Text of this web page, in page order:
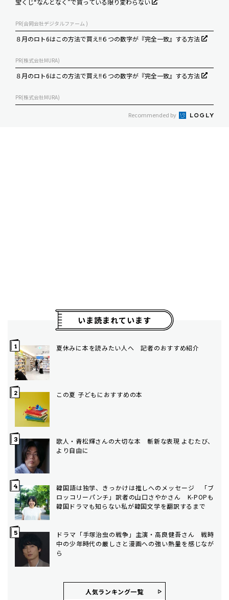
宝くじ“なんとなく”で買っている限り変わらない
PR(合同会社デジタルファーム )
８月のロト6はこの方法で買え!!６つの数字が『完全一致』する方法
PR(株式会社MURA)
８月のロト6はこの方法で買え!!６つの数字が『完全一致』する方法
PR(株式会社MURA)
Recommended by
いま読まれています
夏休みに本を読みたい人へ 記者のおすすめ紹介
この夏 子どもにおすすめの本
歌人・青松輝さんの大切な本 斬新な表現 よむたび、
より自由に
韓国語は独学、きっかけは推しへのメッセージ 「ブ
ロッコリーパンチ」訳者の山口さやかさん K-POPも
韓国ドラマも知らない私が韓国文学を翻訳するまで
ドラマ「手塚治虫の戦争」主演・高良健吾さん 戦時
中の少年時代の厳しさと漫画への強い熱量を感じなが
ら
人気ランキング⼀覧